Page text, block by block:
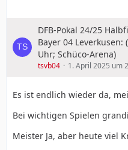
DFB-Pokal 24/25
Bayer 04 Leverkusen:
Uhr; Schüco-Arena)
tsvb04 1. April 2025 um
Es ist endlich wieder da,
Bei wichtigen Spielen
Meister Ja, aber heute viel